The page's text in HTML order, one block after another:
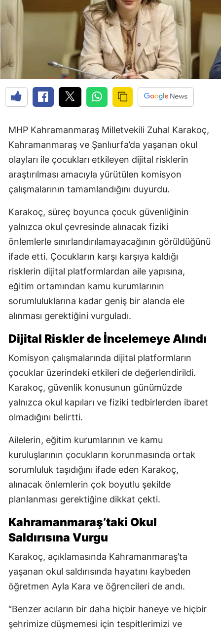
MHP Kahramanmaraş Milletvekili Zuhal Karakoç,
Kahramanmaraş ve Şanlıurfa’da yaşanan okul
olayları ile çocukları etkileyen dijital risklerin
araştırılması amacıyla yürütülen komisyon
çalışmalarının tamamlandığını duyurdu.
Karakoç, süreç boyunca çocuk güvenliğinin
yalnızca okul çevresinde alınacak fiziki
önlemlerle sınırlandırılamayacağının görüldüğünü
ifade etti. Çocukların karşı karşıya kaldığı
risklerin dijital platformlardan aile yapısına,
eğitim ortamından kamu kurumlarının
sorumluluklarına kadar geniş bir alanda ele
alınması gerektiğini vurguladı.
Dijital Riskler de İncelemeye Alındı
Komisyon çalışmalarında dijital platformların
çocuklar üzerindeki etkileri de değerlendirildi.
Karakoç, güvenlik konusunun günümüzde
yalnızca okul kapıları ve fiziki tedbirlerden ibaret
olmadığını belirtti.
Ailelerin, eğitim kurumlarının ve kamu
kuruluşlarının çocukların korunmasında ortak
sorumluluk taşıdığını ifade eden Karakoç,
alınacak önlemlerin çok boyutlu şekilde
planlanması gerektiğine dikkat çekti.
Kahramanmaraş’taki Okul
Saldırısına Vurgu
Karakoç, açıklamasında Kahramanmaraş’ta
yaşanan okul saldırısında hayatını kaybeden
öğretmen Ayla Kara ve öğrencileri de andı.
“Benzer acıların bir daha hiçbir haneye ve hiçbir
şehrimize düşmemesi için tespitlerimizi ve